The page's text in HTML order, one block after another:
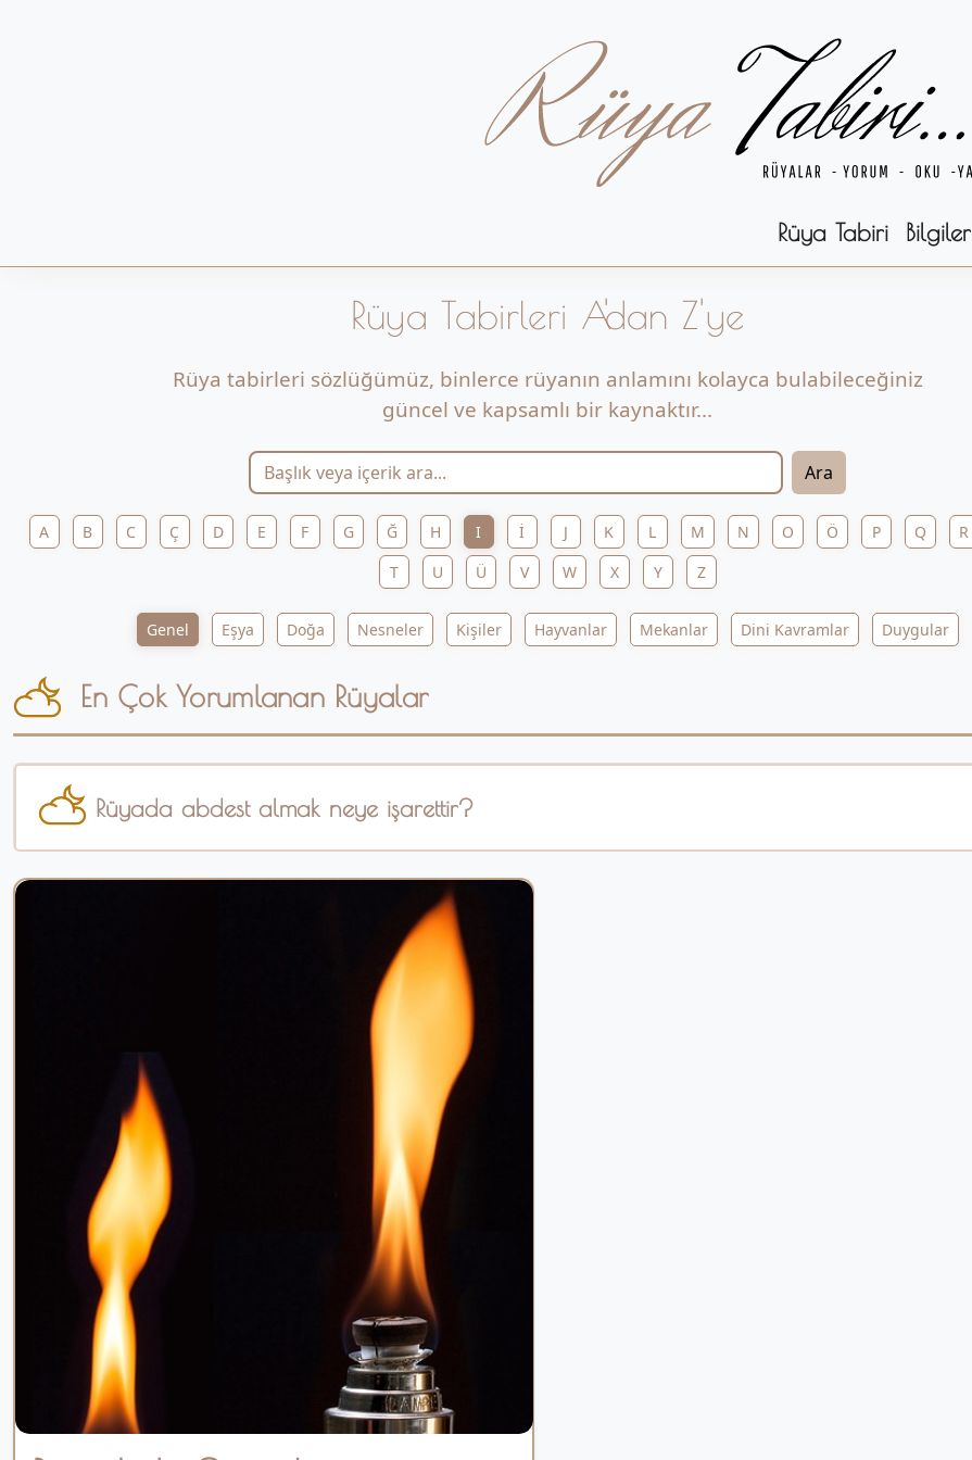
Rüya Tabiri Bilgiler
Rüya Tabirleri A'dan Z'ye
Rüya tabirleri sözlüğümüz, binlerce rüyanın anlamını kolayca bulabileceğiniz
güncel ve kapsamlı bir kaynaktır...
Ara
A B C Ç D E F G Ğ H I İ J K L M N O Ö P Q R
T
U Ü V W X Y Z
Genel Eşya Doğa Nesneler Kişiler Hayvanlar Mekanlar Dini Kavramlar Duygular
En Çok Yorumlanan Rüyalar
Rüyada abdest almak neye işarettir?